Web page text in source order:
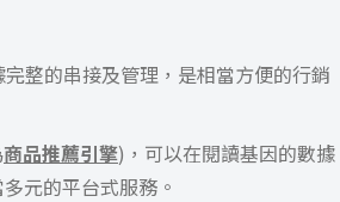
整的串接及管理，是相當方便的行銷
商品推薦引擎)，可以在閱讀基因的數據
元的平台式服務。